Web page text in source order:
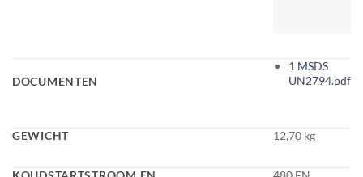
DOCUMENTEN
1 MSDS
UN2794.pdf
GEWICHT 12,70 kg